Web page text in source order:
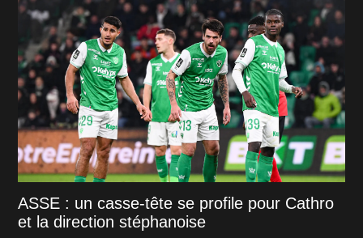
ASSE : un casse-tête se profile pour Cathro
et la direction stéphanoise